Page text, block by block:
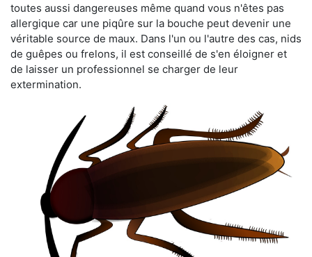
toutes aussi dangereuses même quand vous n'êtes pas
allergique car une piqûre sur la bouche peut devenir une
véritable source de maux. Dans l'un ou l'autre des cas, nids
de guêpes ou frelons, il est conseillé de s'en éloigner et
de laisser un professionnel se charger de leur
extermination.